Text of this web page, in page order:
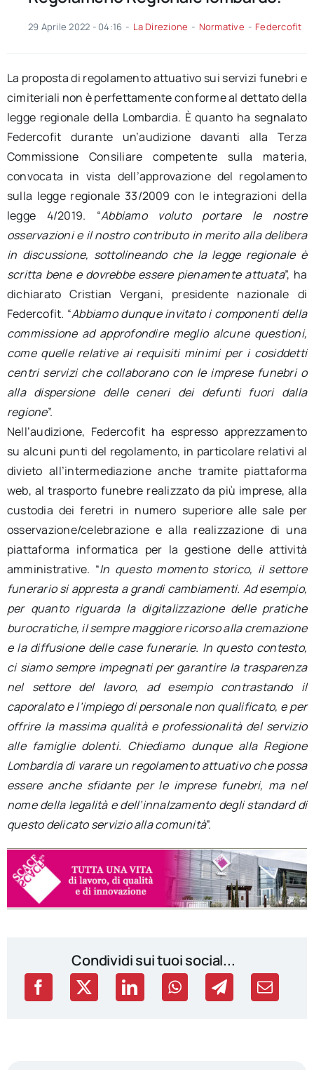
29 Aprile 2022 - 04:16 - La Direzione - Normative - Federcofit
La proposta di regolamento attuativo sui servizi funebri e
cimiteriali non è perfettamente conforme al dettato della
legge regionale della Lombardia. È quanto ha segnalato
Federcofit durante un’audizione davanti alla Terza
Commissione Consiliare competente sulla materia,
convocata in vista dell’approvazione del regolamento
sulla legge regionale 33/2009 con le integrazioni della
legge 4/2019. “Abbiamo voluto portare le nostre
osservazioni e il nostro contributo in merito alla delibera
in discussione, sottolineando che la legge regionale è
scritta bene e dovrebbe essere pienamente attuata”, ha
dichiarato Cristian Vergani, presidente nazionale di
Federcofit. “Abbiamo dunque invitato i componenti della
commissione ad approfondire meglio alcune questioni,
come quelle relative ai requisiti minimi per i cosiddetti
centri servizi che collaborano con le imprese funebri o
alla dispersione delle ceneri dei defunti fuori dalla
regione”.
Nell’audizione, Federcofit ha espresso apprezzamento
su alcuni punti del regolamento, in particolare relativi al
divieto all’intermediazione anche tramite piattaforma
web, al trasporto funebre realizzato da più imprese, alla
custodia dei feretri in numero superiore alle sale per
osservazione/celebrazione e alla realizzazione di una
piattaforma informatica per la gestione delle attività
amministrative. “In questo momento storico, il settore
funerario si appresta a grandi cambiamenti. Ad esempio,
per quanto riguarda la digitalizzazione delle pratiche
burocratiche, il sempre maggiore ricorso alla cremazione
e la diffusione delle case funerarie. In questo contesto,
ci siamo sempre impegnati per garantire la trasparenza
nel settore del lavoro, ad esempio contrastando il
caporalato e l’impiego di personale non qualificato, e per
offrire la massima qualità e professionalità del servizio
alle famiglie dolenti. Chiediamo dunque alla Regione
Lombardia di varare un regolamento attuativo che possa
essere anche sfidante per le imprese funebri, ma nel
nome della legalità e dell’innalzamento degli standard di
questo delicato servizio alla comunità”.
Condividi sui tuoi social...